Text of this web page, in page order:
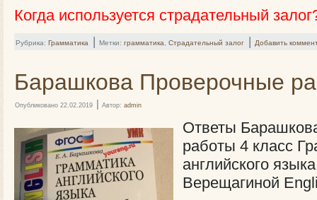
Когда используется страдательный
Рубрика: Грамматика | Метки: грамматика Страдательный залог | Добавить
Барашкова Проверочные
Опубликовано 22.02.2019 | Автор: admin
Ответы
работы 4 класс
английского
Верещагиной